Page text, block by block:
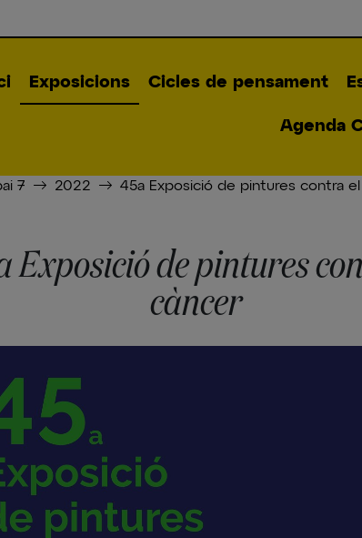
Exposicions Cicles de pensament
Agenda
7 2022 45a Exposició de pintures contra
Exposició de pintures
càncer